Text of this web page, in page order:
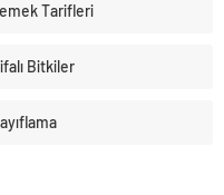
Tarifleri
Bitkiler